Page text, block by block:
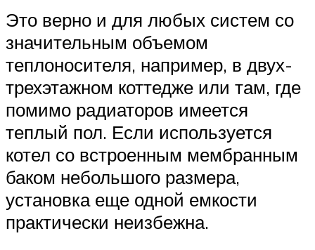
Это верно и для любых систем со
значительным объемом
теплоносителя, например, в двух-
трехэтажном коттедже или там, где
помимо радиаторов имеется
теплый пол. Если используется
котел со встроенным мембранным
баком небольшого размера,
установка еще одной емкости
практически неизбежна.